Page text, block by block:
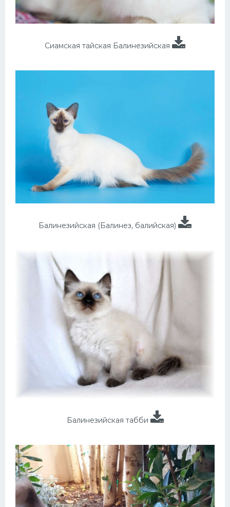
Сиамская тайская Балинезийская
Балинезийская (Балинез, балийская)
Балинезийская табби